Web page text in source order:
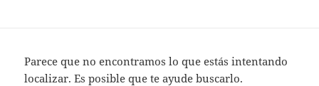
Parece que no encontramos lo que estás intentando
localizar. Es posible que te ayude buscarlo.